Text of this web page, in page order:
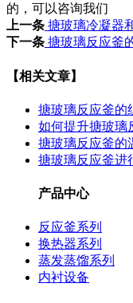
的，可以咨询我们
上一条 搪玻璃冷凝器
下一条 搪玻璃反应釜
【相关文章】
搪玻璃反应釜的
如何提升搪玻璃
搪玻璃反应釜的
搪玻璃反应釜进
产品中心
反应釜系列
换热器系列
蒸发蒸馏系列
内衬设备